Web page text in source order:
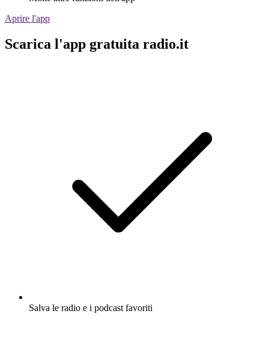
Aprire l'app
Scarica l'app gratuita radio.it
Salva le radio e i podcast favoriti